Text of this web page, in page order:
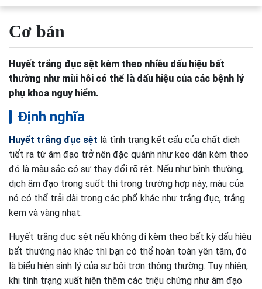
Cơ bản
Huyết trắng đục sệt kèm theo nhiều dấu hiệu bất
thường như mùi hôi có thể là dấu hiệu của các bệnh lý
phụ khoa nguy hiểm.
Định nghĩa
Huyết trắng đục sệt là tình trạng kết cấu của chất dịch
tiết ra từ âm đạo trở nên đặc quánh như keo dán kèm theo
đó là màu sắc có sự thay đổi rõ rệt. Nếu như bình thường,
dịch âm đạo trong suốt thì trong trường hợp này, màu của
nó có thể trải dài trong các phổ khác như trắng đục, trắng
kem và vàng nhạt.
Huyết trắng đục sệt nếu không đi kèm theo bất kỳ dấu hiệu
bất thường nào khác thì bạn có thể hoàn toàn yên tâm, đó
là biểu hiện sinh lý của sự bôi trơn thông thường. Tuy nhiên,
khi tình trạng xuất hiện thêm các triệu chứng như âm đạo